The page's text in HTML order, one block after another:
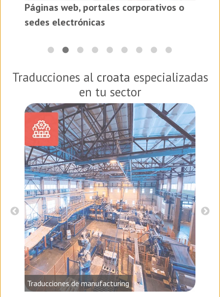
Páginas web, portales corporativos o
sedes electrónicas
Traducciones al croata especializadas
en tu sector
Traducciones de manufacturing